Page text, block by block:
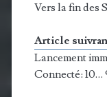
Vers la fin des
Article
Lancement
Connecté: 10…